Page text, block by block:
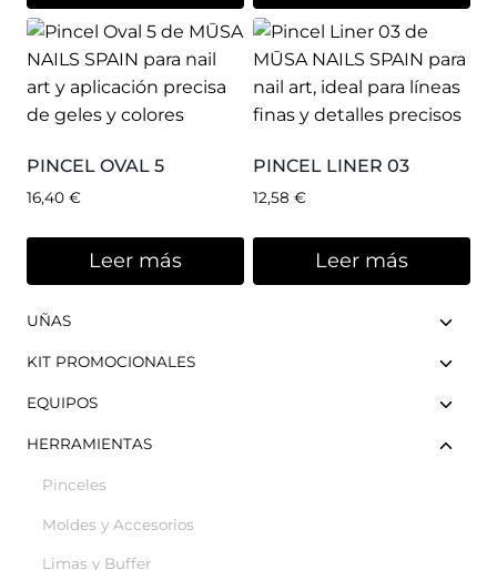
PINCEL OVAL 5
16,40 €
Leer más
PINCEL LINER 03
12,58 €
Leer más
UÑAS
KIT PROMOCIONALES
EQUIPOS
HERRAMIENTAS
Pinceles
Moldes y Accesorios
Limas y Buffer